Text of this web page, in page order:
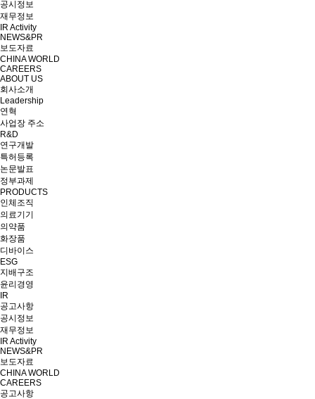
공시정보
재무정보
IR Activity
NEWS&PR
보도자료
CHINA WORLD
CAREERS
ABOUT US
회사소개
Leadership
연혁
사업장 주소
R&D
연구개발
특허등록
논문발표
정부과제
PRODUCTS
인체조직
의료기기
의약품
화장품
디바이스
ESG
지배구조
윤리경영
IR
공고사항
공시정보
재무정보
IR Activity
NEWS&PR
보도자료
CHINA WORLD
CAREERS
공고사항